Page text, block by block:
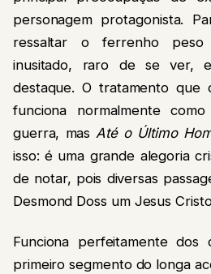
personagem protagonista.
ressaltar o ferrenho
inusitado, raro de se ver,
destaque. O tratamento que
funciona normalmente
guerra, mas Até o Último
isso: é uma grande alegoria
de notar, pois diversas
Desmond Doss um Jesus
Funciona perfeitamente dos
primeiro segmento do longa